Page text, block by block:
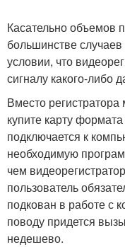
Касательно объемов
большинстве
условии, что
сигналу какого-либо
Вместо
купите карту
подключается к
необходимую
чем
пользователь
подкован в работе с
поводу придется
недешево.